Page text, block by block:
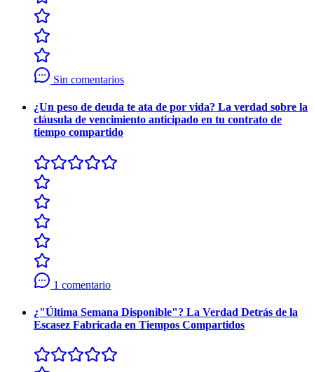
Sin comentarios
¿Un peso de deuda te ata de por vida? La verdad sobre la
cláusula de vencimiento anticipado en tu contrato de
tiempo compartido
1 comentario
¿"Última Semana Disponible"? La Verdad Detrás de la
Escasez Fabricada en Tiempos Compartidos